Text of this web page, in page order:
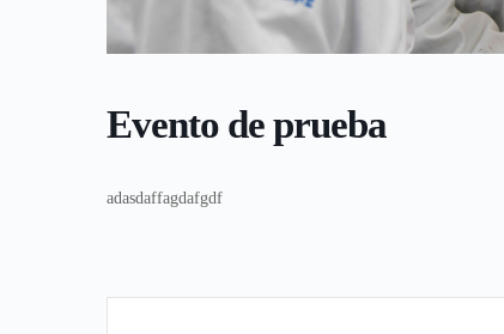
Evento de prueba
adasdaffagdafgdf